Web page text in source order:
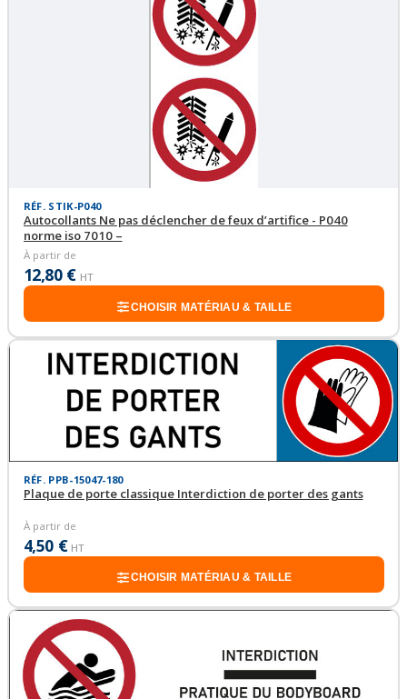
RÉF. STIK-P040
Autocollants Ne pas déclencher de feux d’artifice - P040
norme iso 7010 –
À partir de
12,80 € HT
CHOISIR MATÉRIAU & TAILLE
RÉF. PPB-15047-180
Plaque de porte classique Interdiction de porter des gants
À partir de
4,50 € HT
CHOISIR MATÉRIAU & TAILLE